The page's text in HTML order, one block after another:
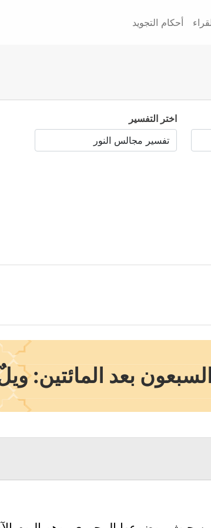
أحكام التجويد
اختر التفسير
بعد المائتين: